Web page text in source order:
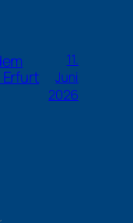
11.
Juni
2026